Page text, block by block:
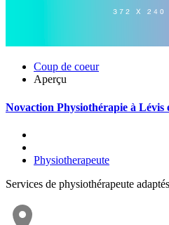
Coup de coeur
Aperçu
Novaction Physiothérapie à Lévis
Physiotherapeute
Services de physiothérapeute